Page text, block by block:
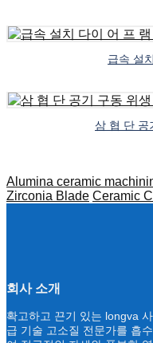
급속 설
삼 협 단 공
Alumina ceramic
Zirconia Blade Ceramic
회사 소개
확고하고 끈기 있는 longva
급 기술 고소질 전문가를 흡